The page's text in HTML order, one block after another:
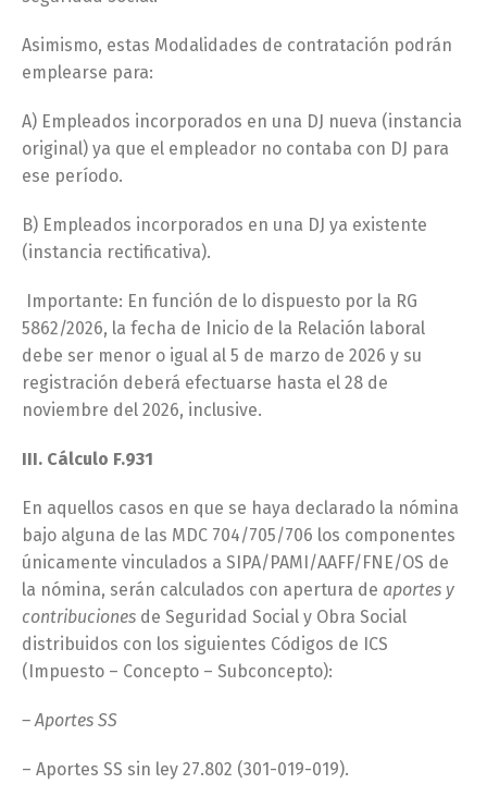
Asimismo, estas Modalidades de contratación podrán
emplearse para:
A) Empleados incorporados en una DJ nueva (instancia
original) ya que el empleador no contaba con DJ para
ese período.
B) Empleados incorporados en una DJ ya existente
(instancia rectificativa).
Importante: En función de lo dispuesto por la RG
5862/2026, la fecha de Inicio de la Relación laboral
debe ser menor o igual al 5 de marzo de 2026 y su
registración deberá efectuarse hasta el 28 de
noviembre del 2026, inclusive.
III. Cálculo F.931
En aquellos casos en que se haya declarado la nómina
bajo alguna de las MDC 704/705/706 los componentes
únicamente vinculados a SIPA/PAMI/AAFF/FNE/OS de
la nómina, serán calculados con apertura de aportes y
contribuciones de Seguridad Social y Obra Social
distribuidos con los siguientes Códigos de ICS
(Impuesto – Concepto – Subconcepto):
– Aportes SS
– Aportes SS sin ley 27.802 (301-019-019).